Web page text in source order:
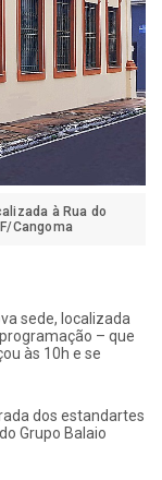
à Rua do
Cangoma
sede, localizada
– que
às 10h e se
dos estandartes
Grupo Balaio